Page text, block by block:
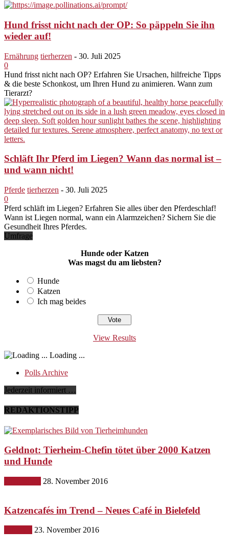
Hund frisst nicht nach der OP: So päppeln Sie ihn
wieder auf!
Ernährung tierherzen - 30. Juli 2025
0
Hund frisst nicht nach OP? Erfahren Sie Ursachen, hilfreiche Tipps
& die beste Schonkost, um Ihren Hund zu animieren. Wann zum
Tierarzt?
Schläft Ihr Pferd im Liegen? Wann das normal ist –
und wann nicht!
Pferde tierherzen - 30. Juli 2025
0
Pferd schläft im Liegen? Erfahren Sie alles über den Pferdeschlaf!
Wann ist Liegen normal, wann ein Alarmzeichen? Sichern Sie die
Gesundheit Ihres Pferdes.
Umfrage
Hunde oder Katzen
Was magst du am liebsten?
Hunde
Katzen
Ich mag beides
View Results
Loading ...
Polls Archive
Jederzeit informiert …
REDAKTIONSTIPP
Geldnot: Tierheim-Chefin tötet über 2000 Katzen
und Hunde
28. November 2016
Katzencafés im Trend – Neues Café in Bielefeld
23. November 2016